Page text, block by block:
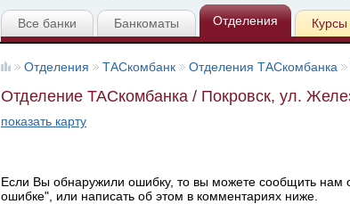
Все банки Банкоматы Отделения
Отделения ТАСкомбанк Отделения ТАСкомбанка
Отделение ТАСкомбанка / Покровск, ул.
показать карту
Если Вы обнаружили ошибку, то вы можете сообщить нам
ошибке", или написать об этом в комментариях ниже.